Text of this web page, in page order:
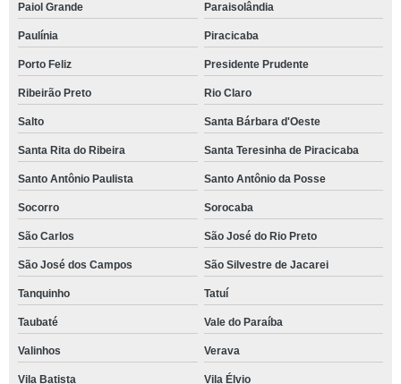
Paiol Grande Paraisolândia
Paulínia Piracicaba
Porto Feliz Presidente Prudente
Ribeirão Preto Rio Claro
Salto Santa Bárbara d'Oeste
Santa Rita do Ribeira Santa Teresinha de Piracicaba
Santo Antônio Paulista Santo Antônio da Posse
Socorro Sorocaba
São Carlos São José do Rio Preto
São José dos Campos São Silvestre de Jacarei
Tanquinho Tatuí
Taubaté Vale do Paraíba
Valinhos Verava
Vila Batista Vila Élvio